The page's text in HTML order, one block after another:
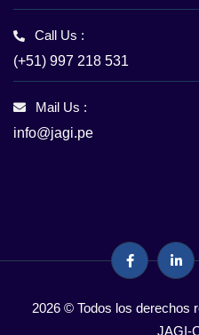
Call Us :
(+51) 997 218 531
Mail Us :
info@jagi.pe
2026 © Todos los derechos
JAGI-